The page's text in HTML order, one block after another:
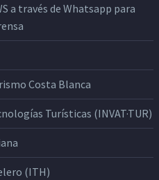
a través de Whatsapp para
Costa Blanca
Turísticas (INVAT·TUR)
(ITH)